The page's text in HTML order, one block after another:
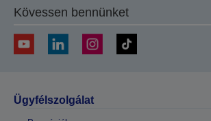
Kövessen bennünket
Ügyfélszolgálat